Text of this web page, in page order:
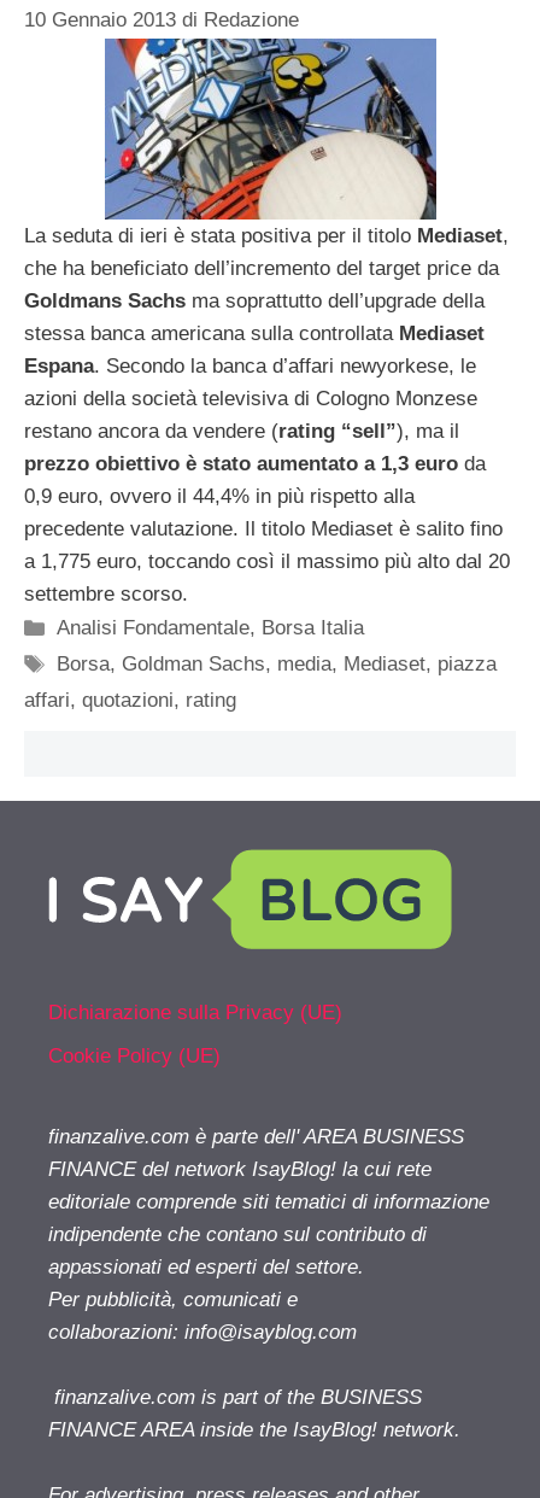
10 Gennaio 2013 di Redazione
La seduta di ieri è stata positiva per il titolo Mediaset,
che ha beneficiato dell’incremento del target price da
Goldmans Sachs ma soprattutto dell’upgrade della
stessa banca americana sulla controllata Mediaset
Espana. Secondo la banca d’affari newyorkese, le
azioni della società televisiva di Cologno Monzese
restano ancora da vendere (rating “sell”), ma il
prezzo obiettivo è stato aumentato a 1,3 euro da
0,9 euro, ovvero il 44,4% in più rispetto alla
precedente valutazione. Il titolo Mediaset è salito fino
a 1,775 euro, toccando così il massimo più alto dal 20
settembre scorso.
Categorie
Analisi Fondamentale, Borsa Italia
Tag
Borsa, Goldman Sachs, media, Mediaset, piazza
affari, quotazioni, rating
Dichiarazione sulla Privacy (UE)
Cookie Policy (UE)
finanzalive.com è parte dell' AREA BUSINESS
FINANCE del network IsayBlog! la cui rete
editoriale comprende siti tematici di informazione
indipendente che contano sul contributo di
appassionati ed esperti del settore.
Per pubblicità, comunicati e
collaborazioni: info@isayblog.com
finanzalive.com is part of the BUSINESS
FINANCE AREA inside the IsayBlog! network.